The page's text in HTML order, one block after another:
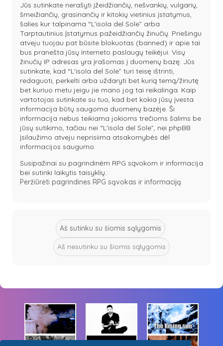
Jūs sutinkate nerašyti įžeidžiančių, nešvankių, vulgarių,
šmeižiančių, grasinančių ir kitokių vietinius įstatymus,
šalies kur talpinama “L'isola del Sole” arba
Tarptautinius Įstatymus pažeidžiančių žinučių. Priešingu
atveju tuojau pat būsite blokuotas (banned) ir apie tai
bus pranešta jūsų Interneto paslaugų teikėjui. Visų
žinučių IP adresas yra įrašomas į duomenų bazę. Jūs
sutinkate, kad “L'isola del Sole” turi teisę ištrinti,
redaguoti, perkelti arba uždaryti bet kurią temą/žinutę
bet kuriuo metu jeigu jie mano jog tai reikalinga. Kaip
vartotojas sutinkate su tuo, kad bet kokia jūsų įvesta
informacija būtų saugoma duomenų bazėje. Ši
informacija nebus teikiama jokioms trečioms šalims be
jūsų sutikimo, tačiau nei “L'isola del Sole”, nei phpBB
įsilaužimo atveju neprisiima atsakomybės dėl
informacijos saugumo.
Susipažinai su pagrindinėm RPG sąvokom ir informacija
bei sutinki laikytis taisyklių.:
Peržiūrėti pagrindines RPG sąvokas ir informaciją